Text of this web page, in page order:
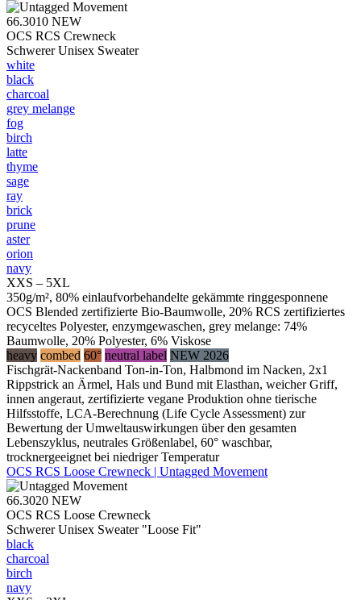
66.3010 NEW
OCS RCS Crewneck
Schwerer Unisex Sweater
white
black
charcoal
grey melange
fog
birch
latte
thyme
sage
ray
brick
prune
aster
orion
navy
XXS – 5XL
350g/m², 80% einlaufvorbehandelte gekämmte ringgesponnene
OCS Blended zertifizierte Bio-Baumwolle, 20% RCS zertifiziertes
recyceltes Polyester, enzymgewaschen, grey melange: 74%
Baumwolle, 20% Polyester, 6% Viskose
heavy combed 60° neutral label NEW 2026
Fischgrät-Nackenband Ton-in-Ton, Halbmond im Nacken, 2x1
Rippstrick an Ärmel, Hals und Bund mit Elasthan, weicher Griff,
innen angeraut, zertifizierte vegane Produktion ohne tierische
Hilfsstoffe, LCA-Berechnung (Life Cycle Assessment) zur
Bewertung der Umweltauswirkungen über den gesamten
Lebenszyklus, neutrales Größenlabel, 60° waschbar,
trocknergeeignet bei niedriger Temperatur
OCS RCS Loose Crewneck | Untagged Movement
66.3020 NEW
OCS RCS Loose Crewneck
Schwerer Unisex Sweater "Loose Fit"
black
charcoal
birch
navy